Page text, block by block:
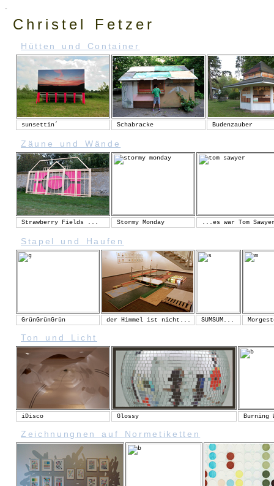
-
Christel Fetzer
Hütten und Container
sunsettin´ Schabracke Budenzauber
Zäune und Wände
Strawberry Fields ... Stormy Monday ...es war Tom
Stapel und Haufen
GrünGrünGrün der Himmel ist nicht... SUMSUM...
Ton und Licht
iDisco Glossy Burning
Zeichnungnen auf Normetiketten